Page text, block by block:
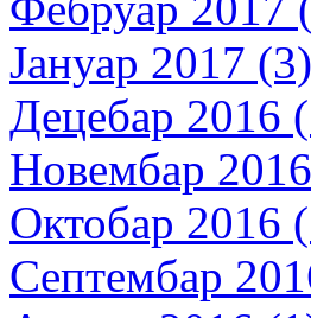
Јануар 2017 (3)
Децебар 2016
Новембар
Октобар 2016
Септембар